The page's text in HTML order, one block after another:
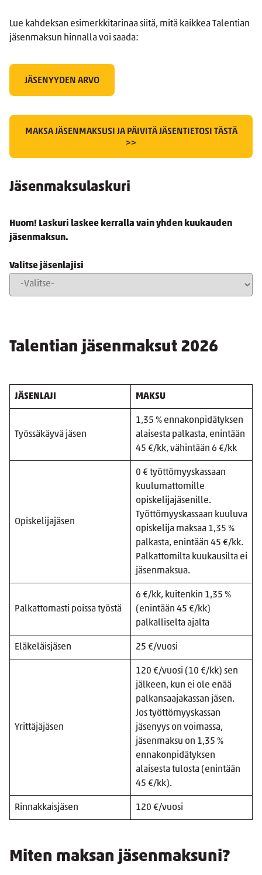
Lue kahdeksan esimerkkitarinaa siitä, mitä kaikkea Talentian
jäsenmaksun hinnalla voi saada:
JÄSENYYDEN ARVO
MAKSA JÄSENMAKSUSI JA PÄIVITÄ JÄSENTIETOSI TÄSTÄ
>>
Jäsenmaksulaskuri
Huom! Laskuri laskee kerralla vain yhden kuukauden
jäsenmaksun.
Valitse jäsenlajisi
Talentian jäsenmaksut 2026
JÄSENLAJI MAKSU
Työssäkäyvä jäsen
1,35 % ennakonpidätyksen
alaisesta palkasta, enintään
45 €/kk, vähintään 6 €/kk
Opiskelijajäsen
0 € työttömyyskassaan
kuulumattomille
opiskelijajäsenille.
Työttömyyskassaan kuuluva
opiskelija maksaa 1,35 %
palkasta, enintään 45 €/kk.
Palkattomilta kuukausilta ei
jäsenmaksua.
Palkattomasti poissa työstä
6 €/kk, kuitenkin 1,35 %
(enintään 45 €/kk)
palkalliselta ajalta
Eläkeläisjäsen 25 €/vuosi
Yrittäjäjäsen
120 €/vuosi (10 €/kk) sen
jälkeen, kun ei ole enää
palkansaajakassan jäsen.
Jos työttömyyskassan
jäsenyys on voimassa,
jäsenmaksu on 1,35 %
ennakonpidätyksen
alaisesta tulosta (enintään
45 €/kk).
Rinnakkaisjäsen 120 €/vuosi
Miten maksan jäsenmaksuni?